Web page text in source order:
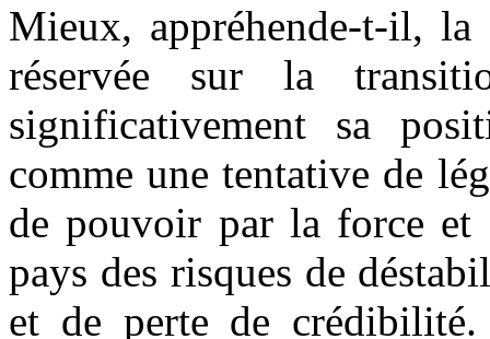
Mieux, appréhende-t-il, la
réservée sur la
significativement sa
comme une tentative de
de pouvoir par la force et
pays des risques de
et de perte de